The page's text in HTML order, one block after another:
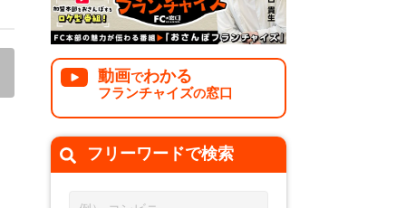
法人様オススメ
動画でわかる
フランチャイズの窓口
フリーワードで検索